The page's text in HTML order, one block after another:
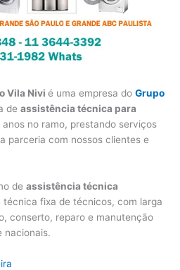
Vila Nivié uma empresa doGrupo
deassistência técnica para
anos no ramo, prestando serviços
parceria com nossos clientes e
deassistência técnica
técnica fixa de técnicos, com larga
conserto, reparo e manutenção
nacionais.